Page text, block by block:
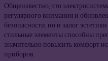
Общеизвестно, что
регулярного внимания и
безопасности, но и залог
стильные элементы способны
значительно повысить комфорт
приборов.